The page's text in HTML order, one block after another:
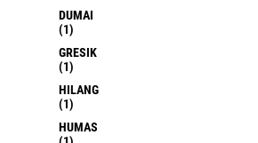
DUMAI
(1)
GRESIK
(1)
HILANG
(1)
HUMAS